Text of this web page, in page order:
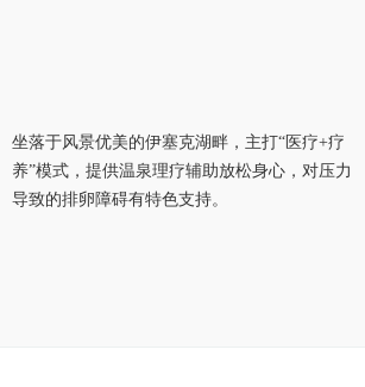
坐落于风景优美的伊塞克湖畔，主打“医疗+疗
养”模式，提供温泉理疗辅助放松身心，对压力
导致的排卵障碍有特色支持。